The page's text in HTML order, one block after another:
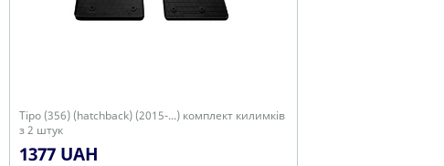
Tipo (356) (hatchback) (2015-...) комплект килимків
з 2 штук
1377 UAH